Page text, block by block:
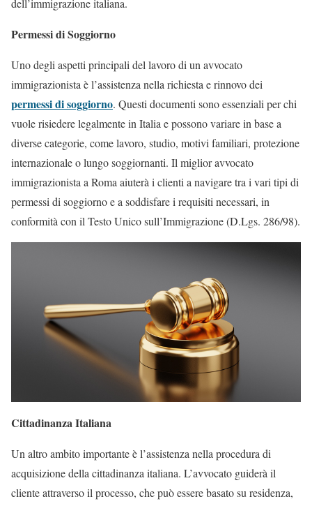
dell’immigrazione italiana.
Permessi di Soggiorno
Uno degli aspetti principali del lavoro di un avvocato
immigrazionista è l’assistenza nella richiesta e rinnovo dei
permessi di soggiorno. Questi documenti sono essenziali per chi
vuole risiedere legalmente in Italia e possono variare in base a
diverse categorie, come lavoro, studio, motivi familiari, protezione
internazionale o lungo soggiornanti. Il miglior avvocato
immigrazionista a Roma aiuterà i clienti a navigare tra i vari tipi di
permessi di soggiorno e a soddisfare i requisiti necessari, in
conformità con il Testo Unico sull’Immigrazione (D.Lgs. 286/98).
Cittadinanza Italiana
Un altro ambito importante è l’assistenza nella procedura di
acquisizione della cittadinanza italiana. L’avvocato guiderà il
cliente attraverso il processo, che può essere basato su residenza,